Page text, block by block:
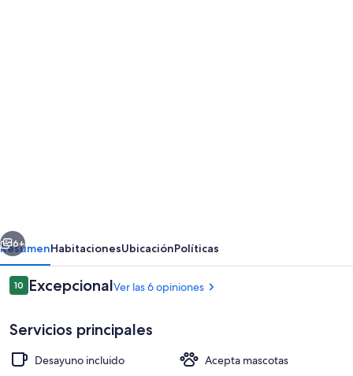
Siguiente
6+
ResumenHabitacionesUbicaciónPolíticas
Opiniones
1010 de 10,
ExcepcionalVer las 6 opiniones
Servicios principales
Desayuno incluido
Acepta mascotas